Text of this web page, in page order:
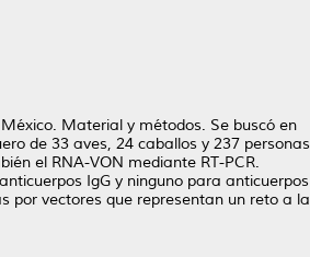
Material y métodos. Se buscó en
de 33 aves, 24 caballos y 237 personas
el RNA-VON mediante RT-PCR.
IgG y ninguno para anticuerpos
por vectores que representan un reto a la